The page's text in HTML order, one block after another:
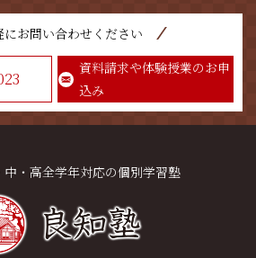
にお問い合わせください
資料請求や体験授業のお申
込み
中・高全学年対応の個別学習塾